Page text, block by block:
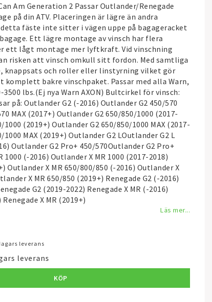
Am Generation 2 Passar Outlander/Renegade
på din ATV. Placeringen är lägre än andra
fäste inte sitter i vägen uppe på bagageracket
Ett lägre montage av vinsch har flera
ett lågt montage mer lyftkraft. Vid vinschning
risken att vinsch omkull sitt fordon. Med samtliga
knappsats och roller eller linstyrning vilket gör
bakre vinschpaket. Passar med alla Warn,
3500 lbs.(Ej nya Warn AXON) Bultcirkel för vinsch:
på: Outlander G2 (-2016) Outlander G2 450/570
MAX (2017+) Outlander G2 650/850/1000 (2017-
(2019+) Outlander G2 650/850/1000 MAX (2017-
MAX (2019+) Outlander G2 LOutlander G2 L
Outlander G2 Pro+ 450/570Outlander G2 Pro+
1000 (-2016) Outlander X MR 1000 (2017-2018)
Outlander X MR 650/800/850 (-2016) Outlander X
X MR 650/850 (2019+) Renegade G2 (-2016)
G2 (2019-2022) Renegade X MR (-2016)
X MR (2019+)
Läs mer...
leverans
leverans
KÖP